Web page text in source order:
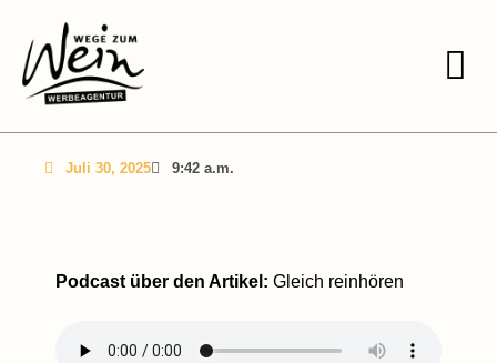
Juli 30, 2025 9:42 a.m.
Podcast über den Artikel: Gleich reinhören